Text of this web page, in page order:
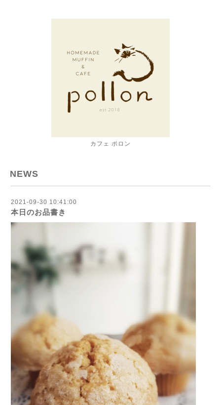
カフェ ポロン
NEWS
2021-09-30 10:41:00
本日のお品書き